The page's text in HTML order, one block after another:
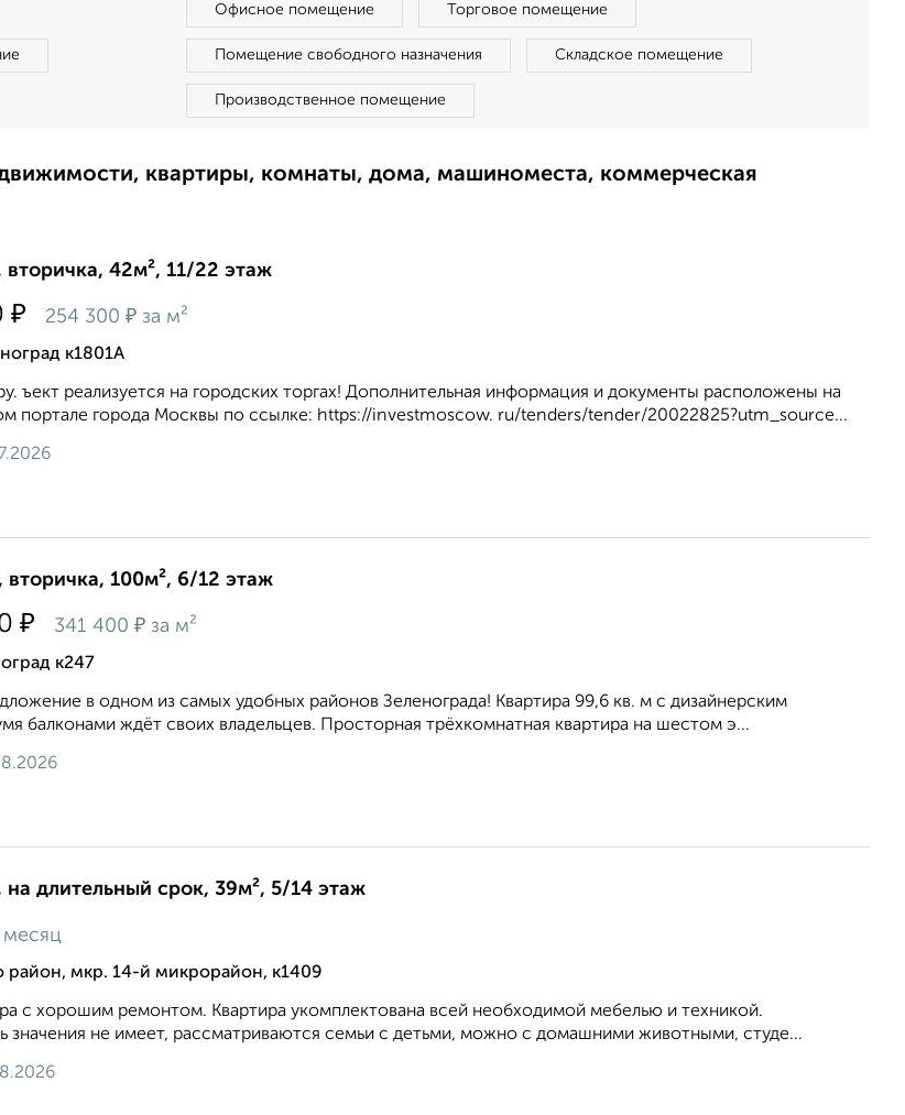
Офисное помещение Торговое помещение
Помещение свободного назначения Складское помещение
Производственное помещение
квартиры, комнаты, дома, машиноместа, коммерческая
вторичка, 42м², 11/22 этаж
₽ 254 300 ₽ за м²
к1801А
ъект реализуется на городских торгах! Дополнительная информация и документы расположены на
портале города Москвы по ссылке: https://investmoscow. ru/tenders/tender/20022825?utm_source...
вторичка, 100м², 6/12 этаж
₽ 341 400 ₽ за м²
к247
в одном из самых удобных районов Зеленограда! Квартира 99,6 кв. м с дизайнерским
балконами ждёт своих владельцев. Просторная трёхкомнатная квартира на шестом э...
на длительный срок, 39м², 5/14 этаж
месяц
район, мкр. 14-й микрорайон, к1409
с хорошим ремонтом. Квартира укомплектована всей необходимой мебелью и техникой.
значения не имеет, рассматриваются семьи с детьми, можно с домашними животными, студе...